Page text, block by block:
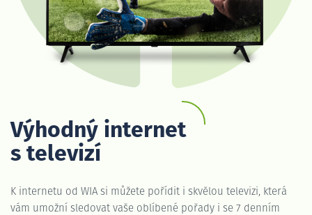
Výhodný internet
s televizí
K internetu od WIA si můžete pořídit i skvělou televizi, která
vám umožní sledovat vaše oblíbené pořady i se 7 denním